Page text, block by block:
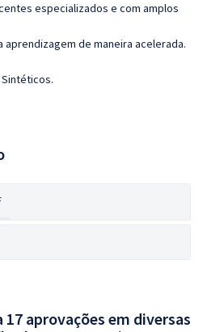
especializados e com amplos
aprendizagem de maneira acelerada.
Sintéticos.
aprovações em diversas